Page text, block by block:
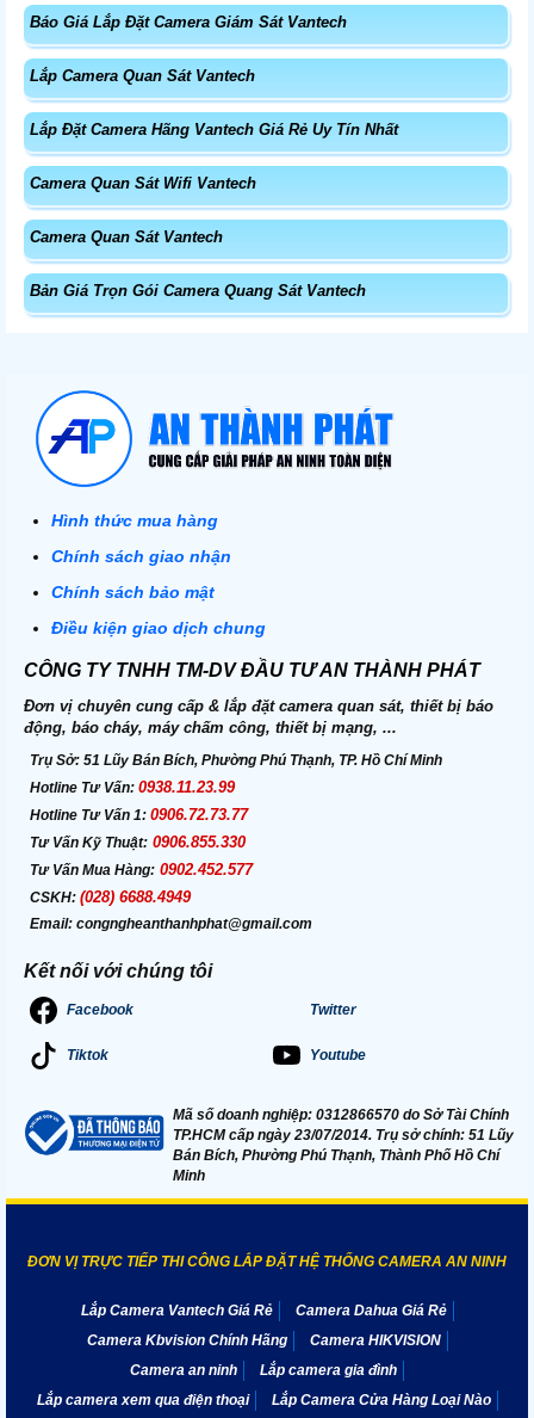
Báo Giá Lắp Đặt Camera Giám Sát Vantech
Lắp Camera Quan Sát Vantech
Lắp Đặt Camera Hãng Vantech Giá Rẻ Uy Tín Nhất
Camera Quan Sát Wifi Vantech
Camera Quan Sát Vantech
Bản Giá Trọn Gói Camera Quang Sát Vantech
Hình thức mua hàng
Chính sách giao nhận
Chính sách bảo mật
Điều kiện giao dịch chung
CÔNG TY TNHH TM-DV ĐẦU TƯ AN THÀNH PHÁT
Đơn vị chuyên cung cấp & lắp đặt camera quan sát, thiết bị báo
động, báo cháy, máy chấm công, thiết bị mạng, ...
Trụ Sở: 51 Lũy Bán Bích, Phường Phú Thạnh, TP. Hồ Chí Minh
Hotline Tư Vấn: 0938.11.23.99
Hotline Tư Vấn 1: 0906.72.73.77
Tư Vấn Kỹ Thuật: 0906.855.330
Tư Vấn Mua Hàng: 0902.452.577
CSKH: (028) 6688.4949
Email: congngheanthanhphat@gmail.com
Kết nối với chúng tôi
Facebook Twitter
Tiktok Youtube
Mã số doanh nghiệp: 0312866570 do Sở Tài Chính
TP.HCM cấp ngày 23/07/2014. Trụ sở chính: 51 Lũy
Bán Bích, Phường Phú Thạnh, Thành Phố Hồ Chí
Minh
ĐƠN VỊ TRỰC TIẾP THI CÔNG LẮP ĐẶT HỆ THỐNG CAMERA AN NINH
Lắp Camera Vantech Giá Rẻ
Camera Dahua Giá Rẻ
Camera Kbvision Chính Hãng
Camera HIKVISION
Camera an ninh
Lắp camera gia đình
Lắp camera xem qua điện thoại
Lắp Camera Cửa Hàng Loại Nào